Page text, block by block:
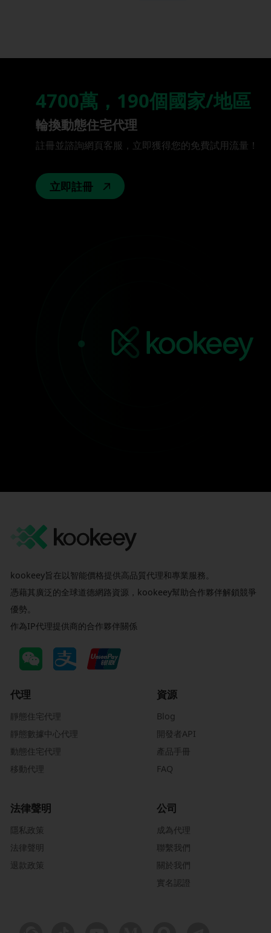
4700萬，190個國家/地區
輪換動態住宅代理
註冊並諮詢網頁客服，立即獲得您的免費試用流量！
立即註冊
kookeey旨在以智能價格提供高品質代理和專業服務。
憑藉其廣泛的全球道德網路資源，kookeey幫助合作夥伴解鎖競爭
優勢。
作為IP代理提供商的合作夥伴關係
代理
靜態住宅代理
靜態數據中心代理
動態住宅代理
移動代理
資源
Blog
開發者API
產品手冊
FAQ
法律聲明
隱私政策
法律聲明
退款政策
公司
成為代理
聯繫我們
關於我們
實名認證